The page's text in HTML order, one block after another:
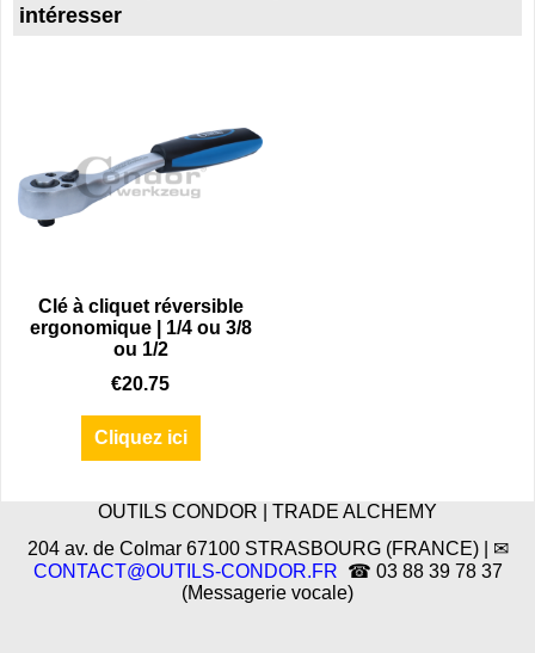
intéresser
Clé à cliquet réversible
ergonomique | 1/4 ou 3/8
ou 1/2
€20.75
Cliquez ici
OUTILS CONDOR | TRADE ALCHEMY
204 av. de Colmar 67100 STRASBOURG (FRANCE) | ✉
CONTACT@OUTILS-CONDOR.FR ☎ 03 88 39 78 37
(Messagerie vocale)